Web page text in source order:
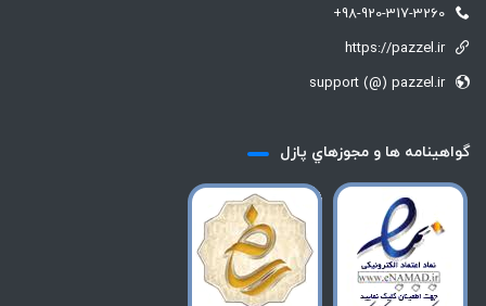
+98-920-317-3260
https://pazzel.ir
support (@) pazzel.ir
گواهينامه ها و مجوزهاي پازل